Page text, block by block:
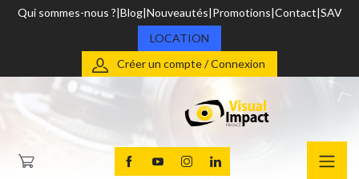
Qui sommes-nous ? Blog Nouveautés Promotions Contact SAV
LOCATION
Créer un compte / Connexion